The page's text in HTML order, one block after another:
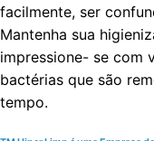
facilmente, ser
Mantenha sua
impressione- se com
bactérias que são
tempo.